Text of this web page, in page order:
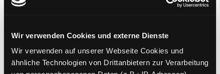
Wir verwenden Cookies und externe Dienste
Wir verwenden auf unserer Webseite Cookies und
ähnliche Technologien von Drittanbietern zur Verarbeitung
Vorstellungsgespräch für
Hochschulabsolventen